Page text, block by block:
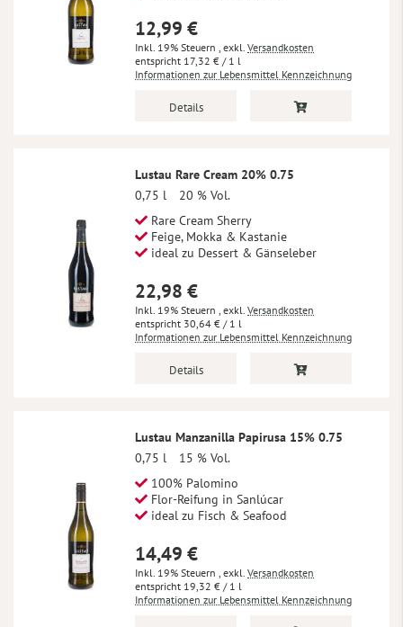
12,99 €
Inkl. 19% Steuern , exkl. Versandkosten
17,32 € / 1 l
Informationen zur Lebensmittel Kennzeichnung
Details
Lustau Rare Cream 20% 0.75
0,75 l
20 % Vol.
Rare Cream Sherry
Feige, Mokka & Kastanie
ideal zu Dessert & Gänseleber
22,98 €
Inkl. 19% Steuern , exkl. Versandkosten
30,64 € / 1 l
Informationen zur Lebensmittel Kennzeichnung
Details
Lustau Manzanilla Papirusa 15% 0.75
0,75 l
15 % Vol.
100% Palomino
Flor-Reifung in Sanlúcar
ideal zu Fisch & Seafood
14,49 €
Inkl. 19% Steuern , exkl. Versandkosten
19,32 € / 1 l
Informationen zur Lebensmittel Kennzeichnung